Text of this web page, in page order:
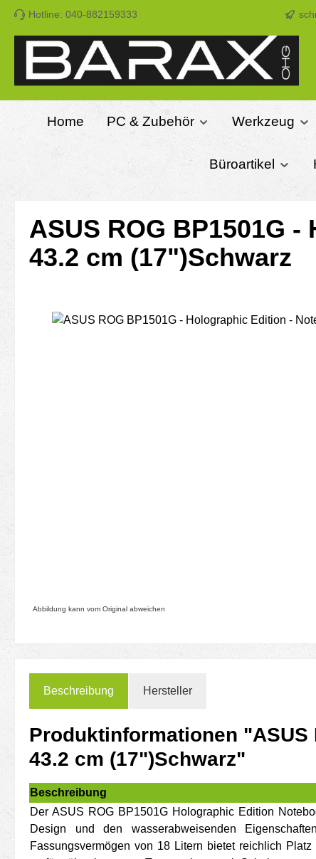
Hauptinhalt springen
Zur Suche springen
Zur Hauptnavigation springen
Hotline: 040-882159333
Home PC & Zubehör Werkzeug
Büroartikel
ASUS ROG BP1501G
43.2 cm (17")Schwarz
Bildergalerie überspringen
Abbildung kann vom Original abweichen
Beschreibung Hersteller
Produktinformationen "ASUS
43.2 cm (17")Schwarz"
Beschreibung
Der ASUS ROG BP1501G Holographic Edition
Design und den wasserabweisenden
Fassungsvermögen von 18 Litern bietet reichlich